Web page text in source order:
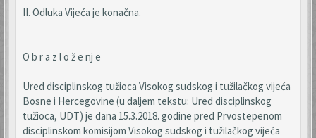
II. Odluka Vijeća je konačna.
O b r a z l o ž e nj e
Ured disciplinskog tužioca Visokog sudskog i tužilačkog vijeća
Bosne i Hercegovine (u daljem tekstu: Ured disciplinskog
tužioca, UDT) je dana 15.3.2018. godine pred Prvostepenom
disciplinskom komisijom Visokog sudskog i tužilačkog vijeća